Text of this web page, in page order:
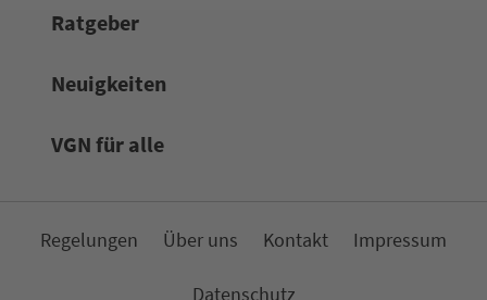
Rat­ge­ber
Neuigkeiten
VGN für alle
Re­ge­lungen Über uns Kon­takt Impressum
Da­ten­schutz